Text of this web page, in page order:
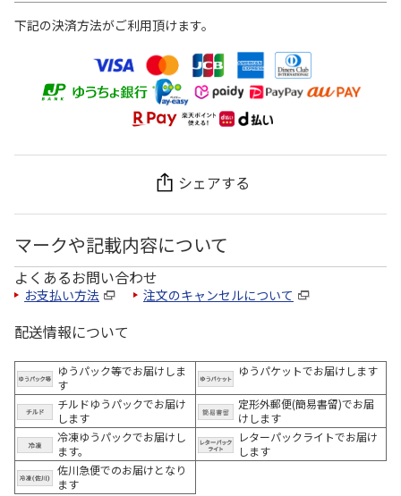
下記の決済方法がご利用頂けます。
シェアする
マークや記載内容について
よくあるお問い合わせ
お支払い方法 注文のキャンセルについて
配送情報について
ゆうパック等でお届けしま
す
ゆうパケットでお届けします
チルドゆうパックでお届け
します
定形外郵便(簡易書留)でお届
けします
冷凍ゆうパックでお届けし
ます。
レターパックライトでお届け
します
佐川急便でのお届けとなり
ます